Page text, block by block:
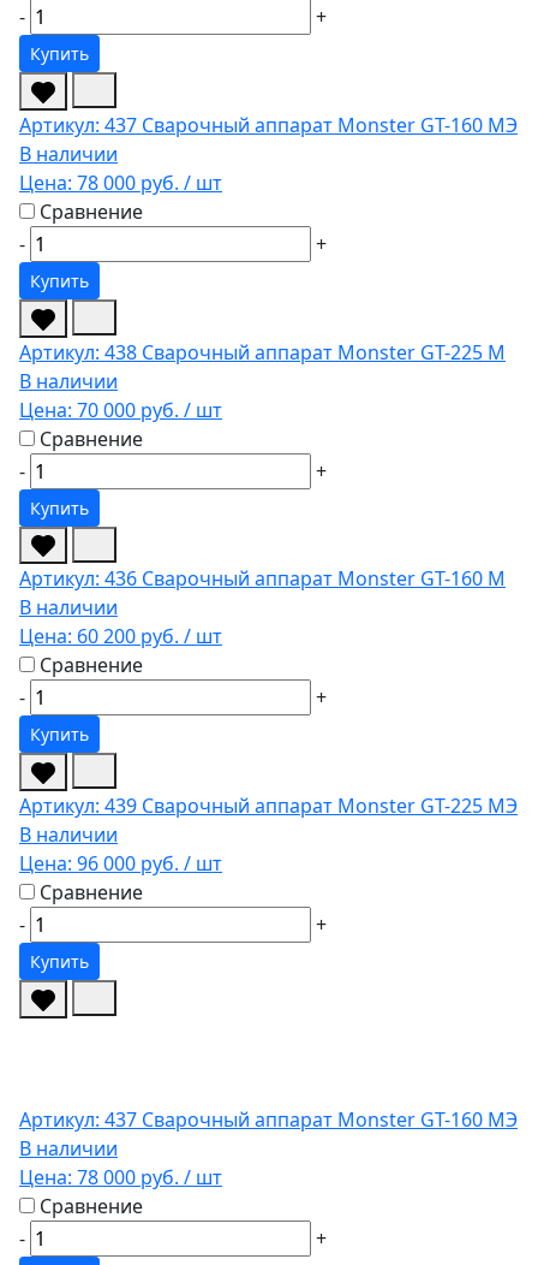
-
+
Купить
Артикул: 437 Сварочный аппарат Monster GT-160 МЭ
В наличии
Цена: 78 000 руб. / шт
Сравнение
-
+
Купить
Артикул: 438 Сварочный аппарат Monster GT-225 M
В наличии
Цена: 70 000 руб. / шт
Сравнение
-
+
Купить
Артикул: 436 Сварочный аппарат Monster GT-160 М
В наличии
Цена: 60 200 руб. / шт
Сравнение
-
+
Купить
Артикул: 439 Сварочный аппарат Monster GT-225 МЭ
В наличии
Цена: 96 000 руб. / шт
Сравнение
-
+
Купить
Артикул: 437 Сварочный аппарат Monster GT-160 МЭ
В наличии
Цена: 78 000 руб. / шт
Сравнение
-
+